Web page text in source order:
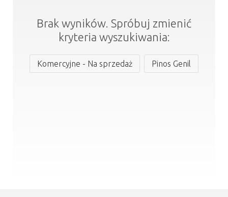
Brak wyników. Spróbuj zmienić
kryteria wyszukiwania:
Komercyjne - Na sprzedaż Pinos Genil